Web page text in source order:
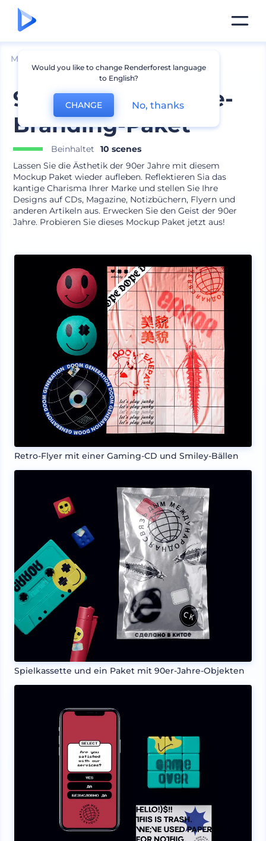
Mockups
90er Jahre-Grunge-
Branding-Paket
Beinhaltet
10 scenes
Lassen Sie die Ästhetik der 90er Jahre mit diesem
Mockup Paket wieder aufleben. Reflektieren Sia das
kantige Charisma Ihrer Marke und stellen Sie Ihre
Designs auf CDs, Magazine, Notizbüchern, Flyern und
anderen Artikeln aus. Erwecken Sie den Geist der 90er
Jahre. Probieren Sie dieses Mockup Paket jetzt aus!
Retro-Flyer mit einer Gaming-CD und Smiley-Bällen
Spielkassette und ein Paket mit 90er-Jahre-Objekten
Would you like to change Renderforest language
to English?
CHANGE No, thanks